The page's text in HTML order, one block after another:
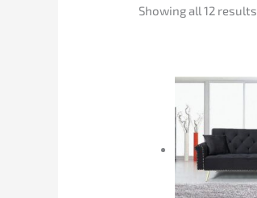
Showing all 12 results